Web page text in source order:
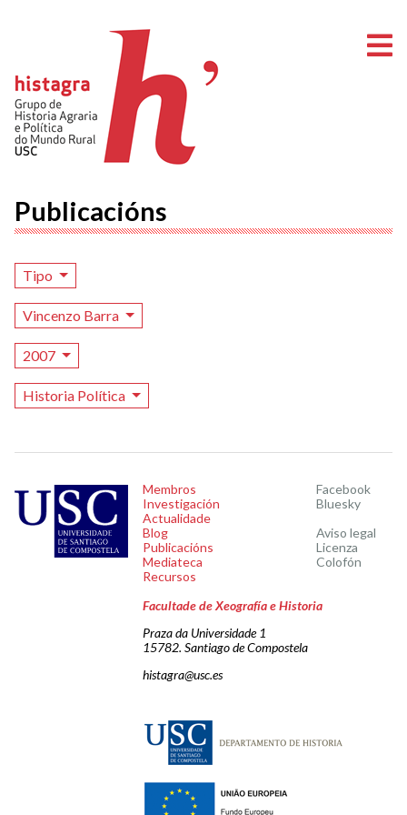
Publicacións
Tipo
Vincenzo Barra
2007
Historia Política
Membros
Investigación
Actualidade
Blog
Publicacións
Mediateca
Recursos
Facebook
Bluesky
Aviso legal
Licenza
Colofón
Facultade de Xeografía e Historia
Praza da Universidade 1
15782. Santiago de Compostela
histagra@usc.es